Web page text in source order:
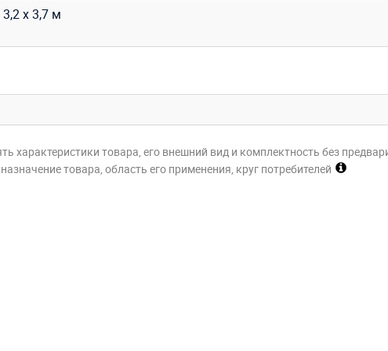
3,2 х 3,7 м
характеристики товара, его внешний вид и комплектность без
товара, область его применения, круг потребителей